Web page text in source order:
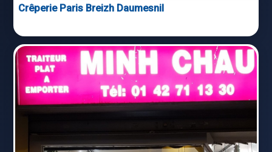
Crêperie Paris Breizh Daumesnil